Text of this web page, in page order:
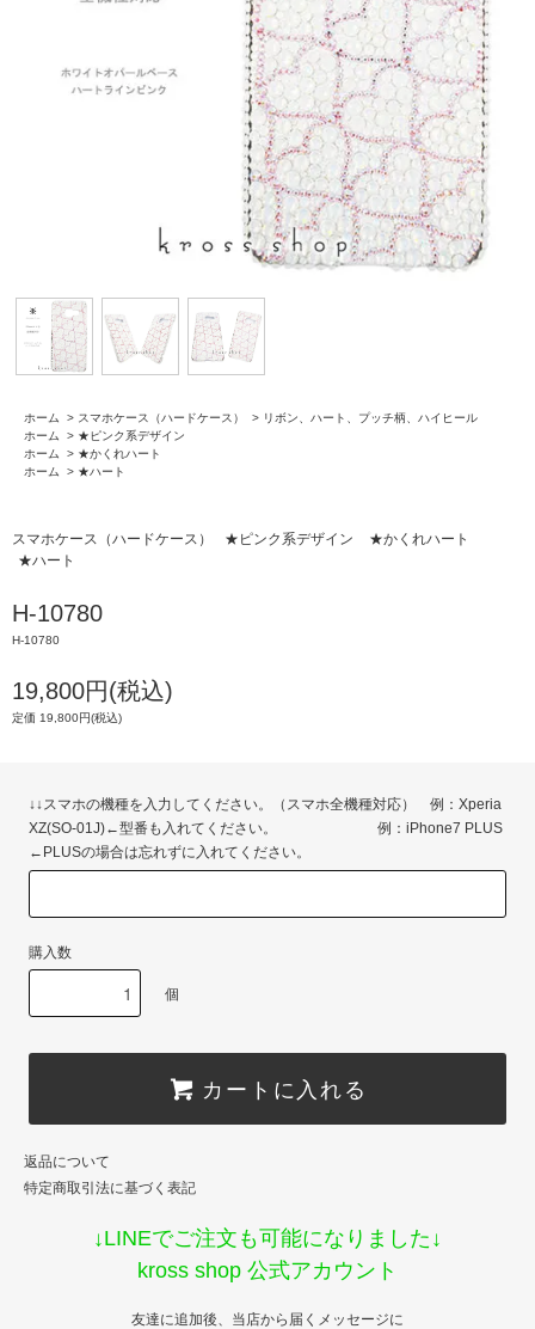
ホーム > スマホケース（ハードケース） > リボン、ハート、プッチ柄、ハイヒール
ホーム
> ★ピンク系デザイン
ホーム
> ★かくれハート
ホーム
> ★ハート
スマホケース（ハードケース） ★ピンク系デザイン
★かくれハート
★ハート
H-10780
H-10780
19,800円(税込)
定価 19,800円(税込)
↓↓スマホの機種を入力してください。（スマホ全機種対応） 例：Xperia
XZ(SO-01J)←型番も入れてください。 例：iPhone7 PLUS
←PLUSの場合は忘れずに入れてください。
購入数
個
カートに入れる
返品について
特定商取引法に基づく表記
↓LINEでご注文も可能になりました↓
kross shop 公式アカウント
友達に追加後、当店から届くメッセージに